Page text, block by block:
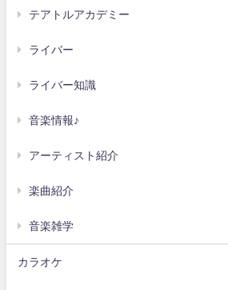
テアトルアカデミー
ライバー
ライバー知識
音楽情報♪
アーティスト紹介
楽曲紹介
音楽雑学
カラオケ